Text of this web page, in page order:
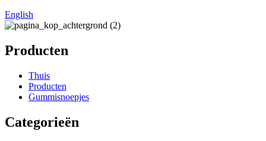
English
Producten
Thuis
Producten
Gummisnoepjes
Categorieën